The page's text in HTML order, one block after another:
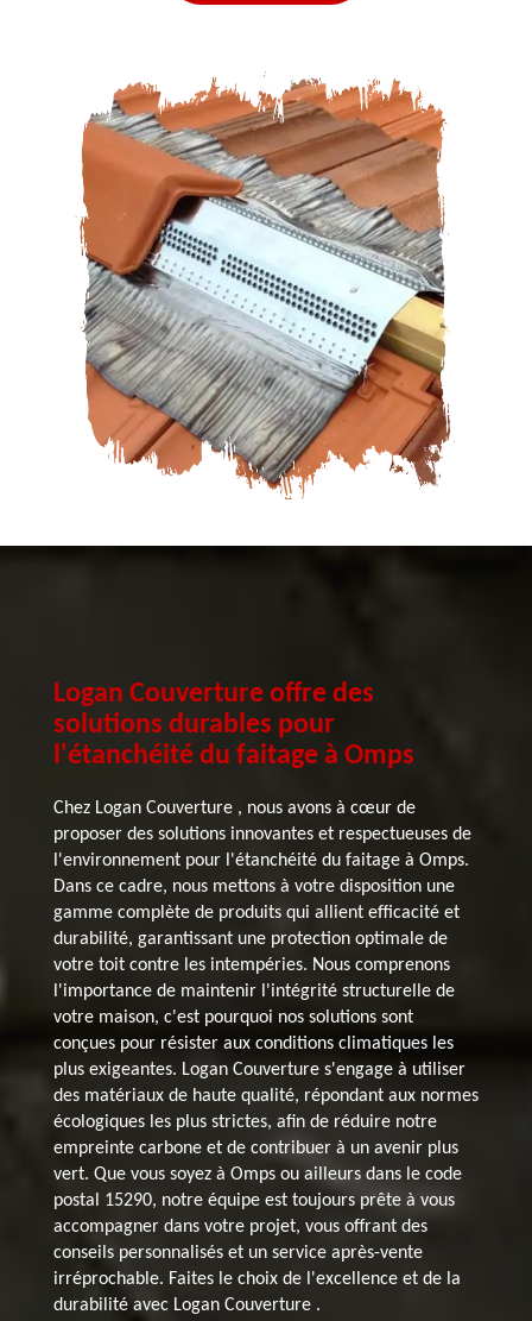
Logan Couverture offre des
solutions durables pour
l'étanchéité du faitage à Omps
Chez Logan Couverture , nous avons à cœur de
proposer des solutions innovantes et respectueuses de
l'environnement pour l'étanchéité du faitage à Omps.
Dans ce cadre, nous mettons à votre disposition une
gamme complète de produits qui allient efficacité et
durabilité, garantissant une protection optimale de
votre toit contre les intempéries. Nous comprenons
l'importance de maintenir l'intégrité structurelle de
votre maison, c'est pourquoi nos solutions sont
conçues pour résister aux conditions climatiques les
plus exigeantes. Logan Couverture s'engage à utiliser
des matériaux de haute qualité, répondant aux normes
écologiques les plus strictes, afin de réduire notre
empreinte carbone et de contribuer à un avenir plus
vert. Que vous soyez à Omps ou ailleurs dans le code
postal 15290, notre équipe est toujours prête à vous
accompagner dans votre projet, vous offrant des
conseils personnalisés et un service après-vente
irréprochable. Faites le choix de l'excellence et de la
durabilité avec Logan Couverture .